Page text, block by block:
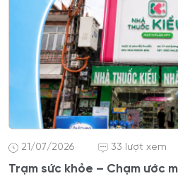
21/07/2026 33 lượt xem
Trạm sức khỏe – Chạm ước